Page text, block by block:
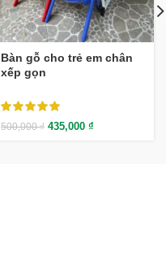
Bàn gỗ cho trẻ em chân
xếp gọn
500,000₫ 435,000 ₫